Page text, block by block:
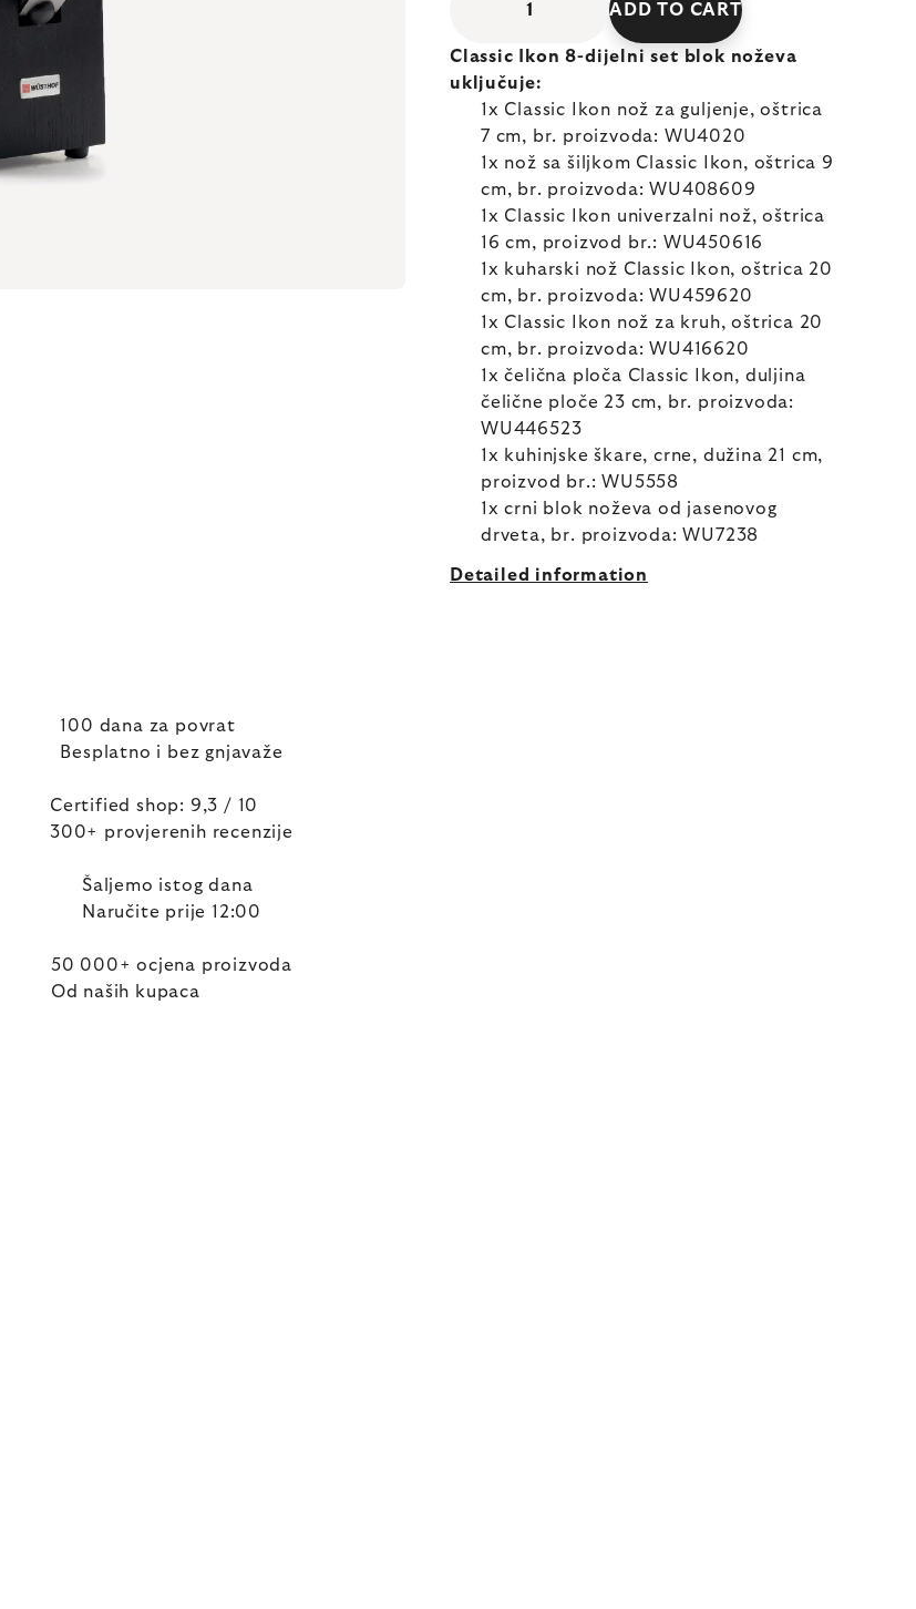
ADD TO CART
Classic Ikon 8-dijelni set blok noževa
uključuje:
1x Classic Ikon nož za guljenje, oštrica
7 cm, br. proizvoda: WU4020
1x nož sa šiljkom Classic Ikon, oštrica 9
cm, br. proizvoda: WU408609
1x Classic Ikon univerzalni nož, oštrica
16 cm, proizvod br.: WU450616
1x kuharski nož Classic Ikon, oštrica 20
cm, br. proizvoda: WU459620
1x Classic Ikon nož za kruh, oštrica 20
cm, br. proizvoda: WU416620
1x čelična ploča Classic Ikon, duljina
čelične ploče 23 cm, br. proizvoda:
WU446523
1x kuhinjske škare, crne, dužina 21 cm,
proizvod br.: WU5558
1x crni blok noževa od jasenovog
drveta, br. proizvoda: WU7238
Detailed information
100 dana za povrat
Besplatno i bez gnjavaže
Certified shop: 9,3 / 10
300+ provjerenih recenzije
Šaljemo istog dana
Naručite prije 12:00
50 000+ ocjena proizvoda
Od naših kupaca